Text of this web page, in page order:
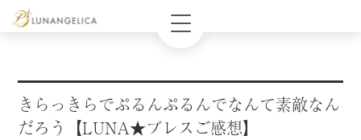
きらっきらでぷるんぷるんでなんて素敵なん
だろう【LUNA★ブレスご感想】